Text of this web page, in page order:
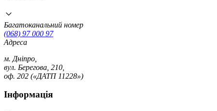
Багатоканальний номер
(068) 97 000 97
Адреса
м. Дніпро,
вул. Берегова, 210,
оф. 202 («ДАТП 11228»)
Інформація